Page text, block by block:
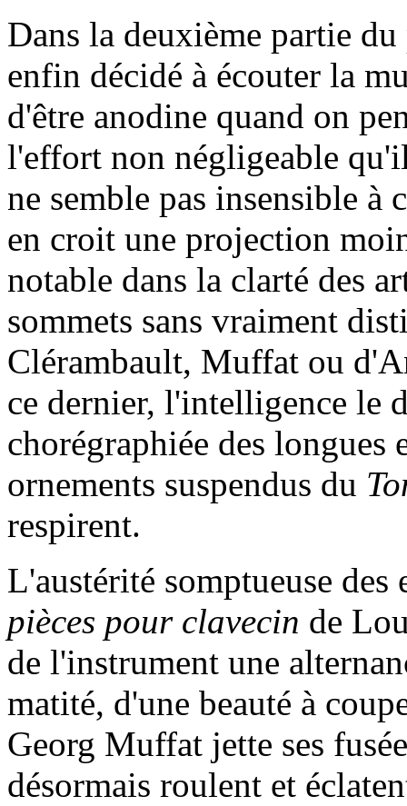
Dans la deuxième partie
enfin décidé à écouter la
d'être anodine quand on
l'effort non négligeable
ne semble pas insensible à
en croit une projection
notable dans la clarté des
sommets sans vraiment
Clérambault, Muffat ou
ce dernier, l'intelligence le
chorégraphiée des longues
ornements suspendus du
respirent.
L'austérité somptueuse
pièces pour clavecin de
de l'instrument une
matité, d'une beauté à
Georg Muffat jette ses
désormais roulent et